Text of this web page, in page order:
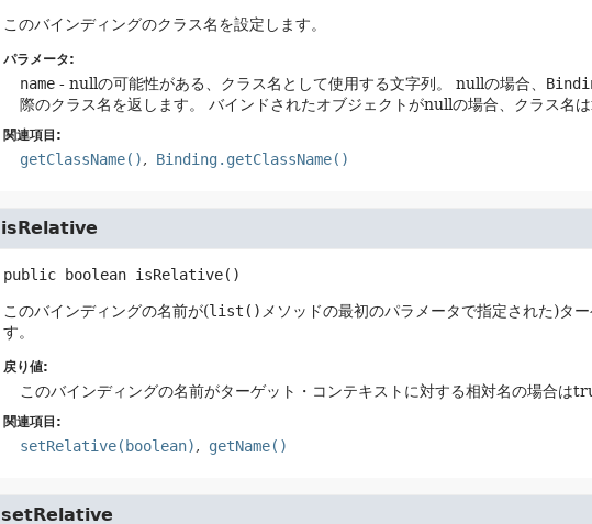
このバインディングのクラス名を設定します。
パラメータ:
name- nullの可能性がある、クラス名として使用する文字列。 nullの場合、
際のクラス名を返します。
バインドされたオブジェクトがnullの場合、クラス名は
関連項目:
getClassName() Binding.getClassName()
isRelative
public boolean isRelative()
このバインディングの名前が(list() メソッドの最初のパラメータで指定された)タ
す。
戻り値:
このバインディングの名前がターゲット・コンテキストに対する相対名の場合は
関連項目:
setRelative(boolean) getName()
setRelative